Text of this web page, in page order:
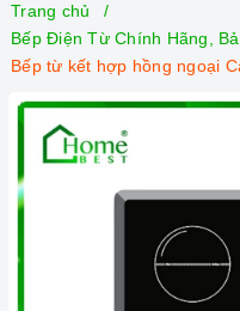
Trang chủ
Bếp Điện Từ Chính Hãng,
Bếp từ kết hợp hồng ngoại